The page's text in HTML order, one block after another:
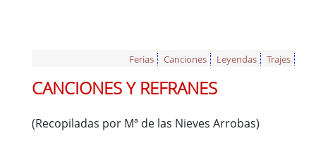
Ferias Canciones Leyendas Trajes
CANCIONES Y REFRANES
(Recopiladas por Mª de las Nieves Arrobas)